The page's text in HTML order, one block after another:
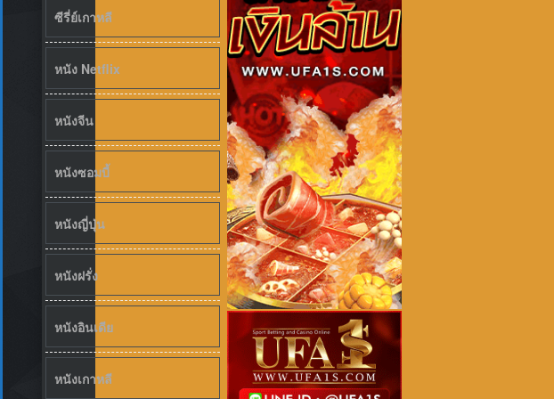
ซีรี่ย์เกาหลี
หนัง Netflix
หนังจีน
หนังซอมบี้
หนังญี่ปุ่น
หนังฝรั่ง
หนังอินเดีย
หนังเกาหลี